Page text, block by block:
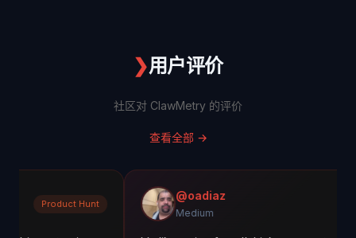
❯用户评价
社区对 ClawMetry 的评价
查看全部 →
Hunt
@oadiaz
Medium